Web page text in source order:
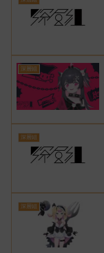
深層組
深層組
深層組